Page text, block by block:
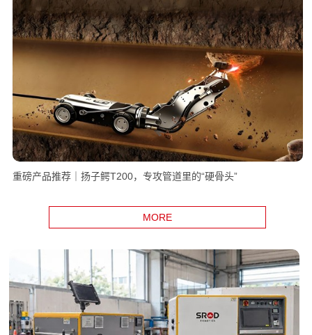
重磅产品推荐｜扬子鳄T200，专攻管道里的“硬骨头”
MORE